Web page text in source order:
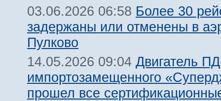
03.06.2026 06:58 Более 30
задержаны или отменены в
Пулково
14.05.2026 09:04 Двигатель
импортозамещенного
прошел все